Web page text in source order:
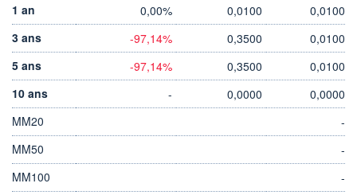
1 an
0,00% 0,0100
0,0100
3 ans
-97,14% 0,3500
0,0100
5 ans
-97,14% 0,3500
0,0100
10 ans
- 0,0000
0,0000
MM20
-
MM50
-
MM100
-